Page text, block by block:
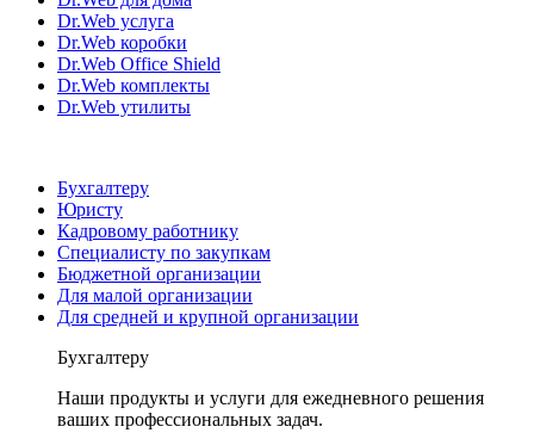
Dr.Web услуга
Dr.Web коробки
Dr.Web Office Shield
Dr.Web комплекты
Dr.Web утилиты
Бухгалтеру
Юристу
Кадровому работнику
Специалисту по закупкам
Бюджетной организации
Для малой организации
Для средней и крупной организации
Бухгалтеру
Наши продукты и услуги для ежедневного решения
ваших профессиональных задач.